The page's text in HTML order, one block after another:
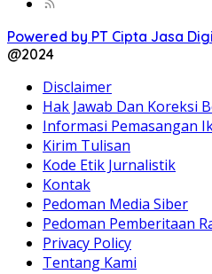
Powered by PT Cipta Jasa
@2024
Disclaimer
Hak Jawab Dan Koreksi
Informasi Pemasangan
Kirim Tulisan
Kode Etik Jurnalistik
Kontak
Pedoman Media Siber
Pedoman Pemberitaan
Privacy Policy
Tentang Kami